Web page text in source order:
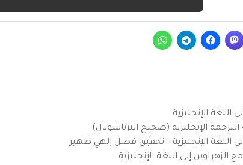
اللغة الإنجليزية
الإنجليزية (صحيح انترناشونال)
اللغة الإنجليزية – تحقيق فضل إلهي ظهير
إلى اللغة الإنجليزية